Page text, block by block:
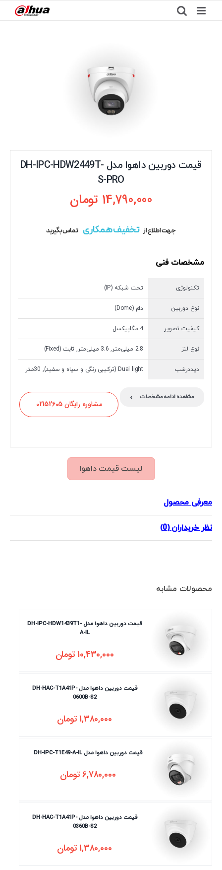
to
قیمت دوربین داهوا مدل DH-IPC-HDW2449T-
S-PRO
14,790,000 تومان
جهت اطلاع از تخفیف همکاری تماس بگیرید
مشخصات فنی
تکنولوژی تحت شبکه (IP)
نوع دوربین دام (Dome)
کیفیت تصویر 4 مگاپیکسل
نوع لنز 2.8 میلی‌متر, 3.6 میلی‌متر, ثابت (Fixed)
دیددرشب Dual light (ترکیبی رنگی و سیاه و سفید), 30متر
مشاهده ادامه مشخصات ›
مشاوره رایگان 02152605
لیست قیمت داهوا
معرفی محصول
نظر خریداران (0)
محصولات مشابه
قیمت دوربین داهوا مدل DH-IPC-HDW1439T1-
A-IL
10,430,000تومان
قیمت دوربین داهوا مدل DH-HAC-T1A41P-
0600B-S2
1,380,000تومان
قیمت دوربین داهوا مدل DH-IPC-T1E49-A-IL
6,780,000تومان
قیمت دوربین داهوا مدل DH-HAC-T1A41P-
0360B-S2
1,380,000تومان